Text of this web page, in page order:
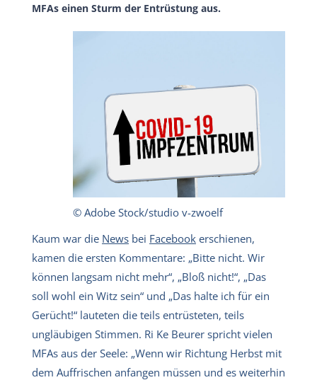
MFAs einen Sturm der Entrüstung aus.
© Adobe Stock/studio v-zwoelf
Kaum war die News bei Facebook erschienen,
kamen die ersten Kommentare: „Bitte nicht. Wir
können langsam nicht mehr“, „Bloß nicht!“, „Das
soll wohl ein Witz sein“ und „Das halte ich für ein
Gerücht!“ lauteten die teils entrüsteten, teils
ungläubigen Stimmen. Ri Ke Beurer spricht vielen
MFAs aus der Seele: „Wenn wir Richtung Herbst mit
dem Auffrischen anfangen müssen und es weiterhin